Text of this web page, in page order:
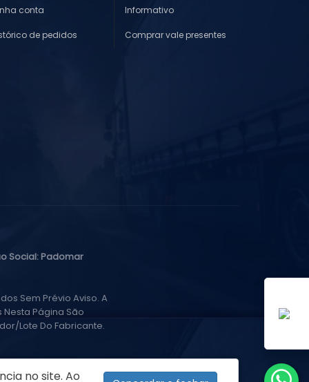
conta
de pedidos
Informativo
Comprar vale presentes
Social: Padomar
Sem Prévio Aviso. A
Nesta Página São
lote Do Fabricante.
no site. Ao